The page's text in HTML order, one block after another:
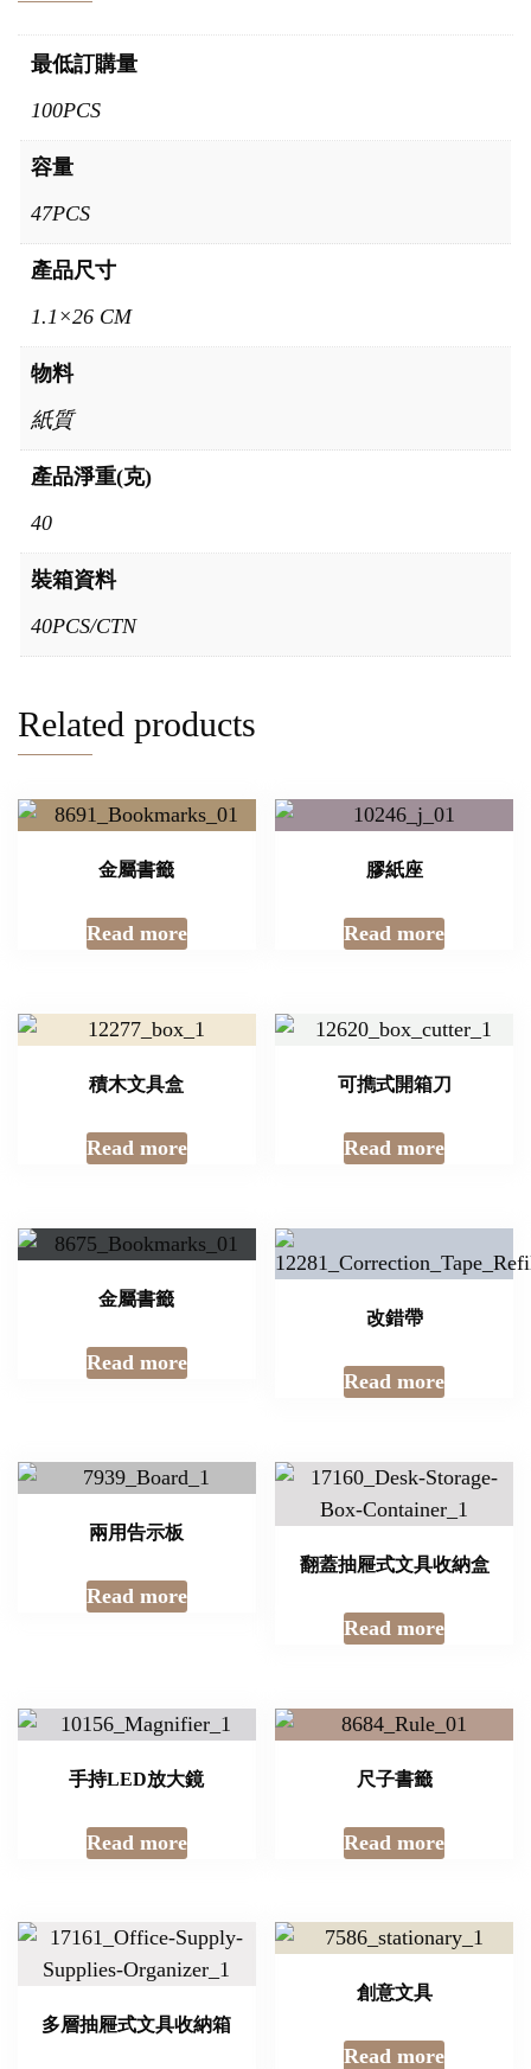
最低訂購量
100PCS
容量
47PCS
產品尺寸
1.1×26 CM
物料
紙質
產品淨重(克)
40
裝箱資料
40PCS/CTN
Related products
金屬書籤
Read more
膠紙座
Read more
積木文具盒
Read more
可擕式開箱刀
Read more
金屬書籤
Read more
改錯帶
Read more
兩用告示板
Read more
翻蓋抽屜式文具收納盒
Read more
手持LED放大鏡
Read more
尺子書籤
Read more
多層抽屜式文具收納箱
創意文具
Read more